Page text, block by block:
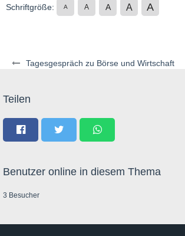
Tagesgespräch zu Börse und Wirtschaft
Schriftgröße: A A A A A
Teilen
Benutzer online in diesem Thema
3 Besucher